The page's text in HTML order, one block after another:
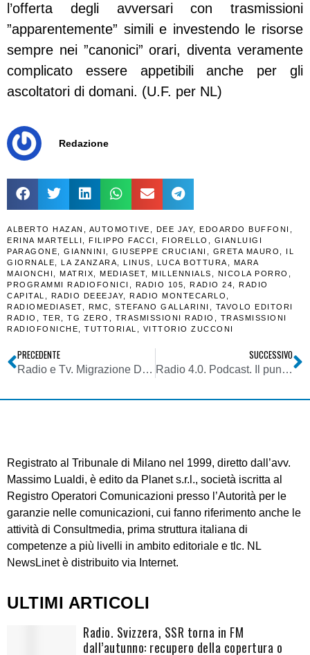
l’offerta degli avversari con trasmissioni
”apparentemente” simili e investendo le risorse
sempre nei ”canonici” orari, diventa veramente
complicato essere appetibili anche per gli
ascoltatori di domani. (U.F. per NL)
Redazione
ALBERTO HAZAN AUTOMOTIVE DEE JAY EDOARDO BUFFONI
ERINA MARTELLI
FILIPPO FACCI FIORELLO
GIANLUIGI
PARAGONE
GIANNINI GIUSEPPE CRUCIANI GRETA MAURO
IL
GIORNALE
LA ZANZARA LINUS LUCA BOTTURA
MARA
MAIONCHI
MATRIX MEDIASET MILLENNIALS NICOLA PORRO
PROGRAMMI RADIOFONICI
RADIO 105 RADIO 24
RADIO
CAPITAL
RADIO DEEEJAY RADIO MONTECARLO
RADIOMEDIASET
RMC STEFANO GALLARINI
TAVOLO EDITORI
RADIO
TER TG ZERO TRASMISSIONI RADIO
TRASMISSIONI
RADIOFONICHE
TUTTORIAL VITTORIO ZUCCONI
PRECEDENTE
Radio e Tv. Migrazione DTT con formato H264 in luogo di H265. Di Maio apre tavolo 4.0. Anche Radio interessata da cambiamenti
SUCCESSIVO
Radio 4.0. Podcast. Il punto della situazione sul mercato al Podcast Movement di Philadelphia
Registrato al Tribunale di Milano nel 1999, diretto dall’avv.
Massimo Lualdi, è edito da Planet s.r.l., società iscritta al
Registro Operatori Comunicazioni presso l’Autorità per le
garanzie nelle comunicazioni, cui fanno riferimento anche le
attività di Consultmedia, prima struttura italiana di
competenze a più livelli in ambito editoriale e tlc. NL
NewsLinet è distribuito via Internet.
ULTIMI ARTICOLI
Radio. Svizzera, SSR torna in FM
dall’autunno: recupero della copertura o